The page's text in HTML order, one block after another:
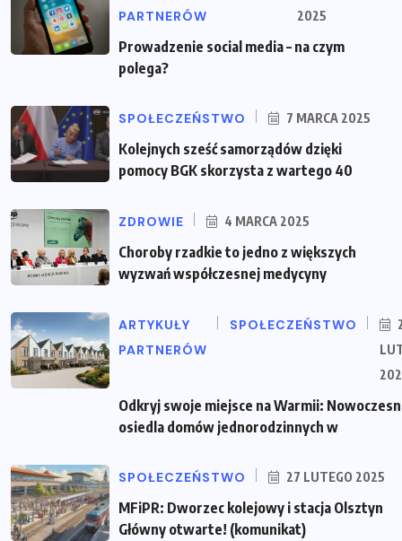
PARTNERÓW
2025
Prowadzenie social media – na czym
polega?
SPOŁECZEŃSTWO 7 MARCA 2025
Kolejnych sześć samorządów dzięki
pomocy BGK skorzysta z wartego 40
ZDROWIE 4 MARCA 2025
Choroby rzadkie to jedno z większych
wyzwań współczesnej medycyny
ARTYKUŁY
PARTNERÓW
SPOŁECZEŃSTWO
Odkryj swoje miejsce na Warmii:
osiedla domów jednorodzinnych w
SPOŁECZEŃSTWO 27 LUTEGO 2025
MFiPR: Dworzec kolejowy i stacja Olsztyn
Główny otwarte! (komunikat)